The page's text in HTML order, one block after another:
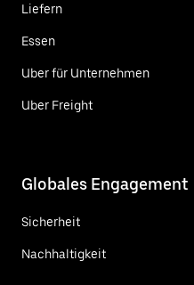
Liefern
Essen
Uber für Unternehmen
Uber Freight
Globales Engagement
Sicherheit
Nachhaltigkeit